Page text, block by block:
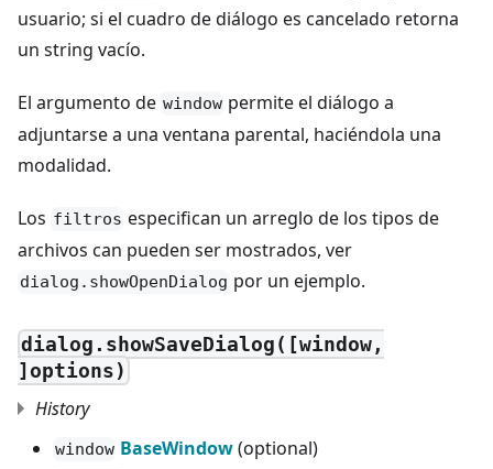
usuario; si el cuadro de diálogo es cancelado retorna
un string vacío.
El argumento de window permite el diálogo a
adjuntarse a una ventana parental, haciéndola una
modalidad.
Los filtros especifican un arreglo de los tipos de
archivos can pueden ser mostrados, ver
dialog.showOpenDialog por un ejemplo.
dialog.showSaveDialog([window,
]options)
History
window BaseWindow(optional)